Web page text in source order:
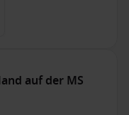
auf der MS